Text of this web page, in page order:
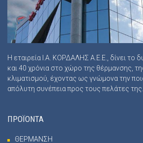
Η εταιρεία Ι.Α. ΚΟΡΔΑΛΗΣ Α.Ε.Ε., δίνει το
και 40 χρόνια στο χώρο της θέρμανσης,
κλιματισμού, έχοντας ως γνώμονα την
απόλυτη συνέπεια προς τους πελάτες της.
ΠΡΟΪΟΝΤΑ
ΘΕΡΜΑΝΣΗ